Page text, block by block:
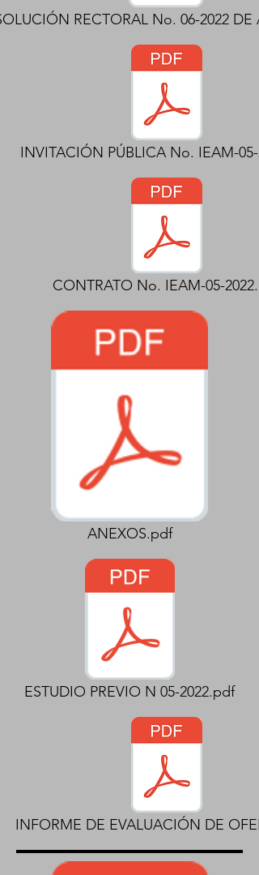
RECTORAL No. 06-2022 DE
INVITACIÓN PÚBLICA No. IEAM-05-
CONTRATO No. IEAM-05-
ANEXOS.pdf
ESTUDIO PREVIO N 05-2022.pdf
INFORME DE EVALUACIÓN DE